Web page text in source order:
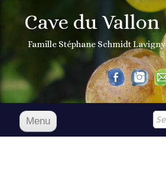
Cave du Vallon
Famille Stéphane Schmidt Lavigny
Menu